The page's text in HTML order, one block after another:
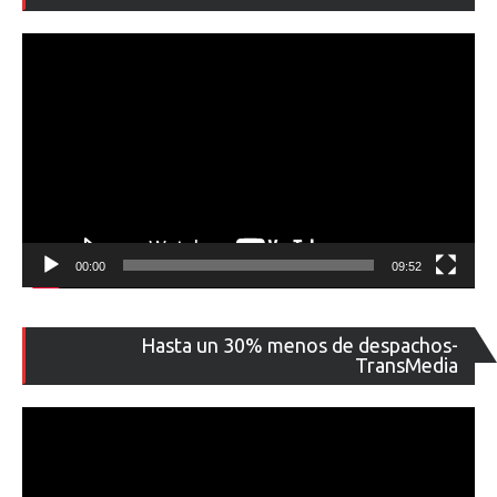
00:00 09:52
Hasta un 30% menos de despachos-
TransMedia
de